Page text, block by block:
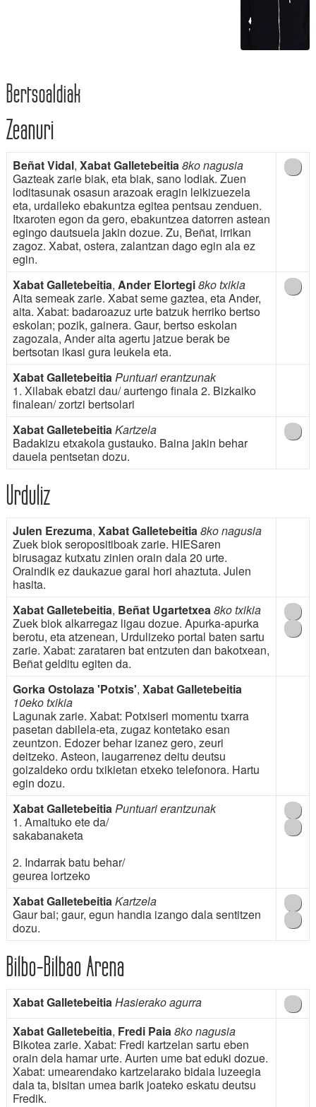
Bertsoaldiak
Zeanuri
Beñat Vidal, Xabat Galletebeitia8ko nagusia
Gazteak zarie biak, eta biak, sano lodiak. Zuen
loditasunak osasun arazoak eragin leikizuezela
eta, urdaileko ebakuntza egitea pentsau zenduen.
Itxaroten egon da gero, ebakuntzea datorren astean
egingo dautsuela jakin dozue. Zu, Beñat, irrikan
zagoz. Xabat, ostera, zalantzan dago egin ala ez
egin.
Xabat Galletebeitia, Ander Elortegi8ko txikia
Aita semeak zarie. Xabat seme gaztea, eta Ander,
aita. Xabat: badaroazuz urte batzuk herriko bertso
eskolan; pozik, gainera. Gaur, bertso eskolan
zagozala, Ander aita agertu jatzue berak be
bertsotan ikasi gura leukela eta.
Xabat GalletebeitiaPuntuari erantzunak
1. Xilabak ebatzi dau/ aurtengo finala 2. Bizkaiko
finalean/ zortzi bertsolari
Xabat GalletebeitiaKartzela
Badakizu etxakola gustauko. Baina jakin behar
dauela pentsetan dozu.
Urduliz
Julen Erezuma, Xabat Galletebeitia8ko nagusia
Zuek biok seropositiboak zarie. HIESaren
birusagaz kutxatu zinien orain dala 20 urte.
Oraindik ez daukazue garai hori ahaztuta. Julen
hasita.
Xabat Galletebeitia, Beñat Ugartetxea8ko txikia
Zuek biok alkarregaz ligau dozue. Apurka-apurka
berotu, eta atzenean, Urdulizeko portal baten sartu
zarie. Xabat: zarataren bat entzuten dan bakotxean,
Beñat gelditu egiten da.
Gorka Ostolaza 'Potxis', Xabat Galletebeitia
10eko txikia
Lagunak zarie. Xabat: Potxiseri momentu txarra
pasetan dabilela-eta, zugaz kontetako esan
zeuntzon. Edozer behar izanez gero, zeuri
deitzeko. Asteon, laugarrenez deitu deutsu
goizaldeko ordu txikietan etxeko telefonora. Hartu
egin dozu.
Xabat GalletebeitiaPuntuari erantzunak
1. Amaituko ete da/
sakabanaketa
2. Indarrak batu behar/
geurea lortzeko
Xabat GalletebeitiaKartzela
Gaur bai; gaur, egun handia izango dala sentitzen
dozu.
Bilbo-Bilbao Arena
Xabat GalletebeitiaHasierako agurra
Xabat Galletebeitia, Fredi Paia8ko nagusia
Bikotea zarie. Xabat: Fredi kartzelan sartu eben
orain dela hamar urte. Aurten ume bat eduki dozue.
Xabat: umearendako kartzelarako bidaia luzeegia
dala ta, bisitan umea barik joateko eskatu deutsu
Fredik.